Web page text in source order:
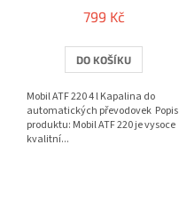
799 Kč
DO KOŠÍKU
Mobil ATF 220 4 l Kapalina do
automatických převodovek Popis
produktu: Mobil ATF 220 je vysoce
kvalitní...